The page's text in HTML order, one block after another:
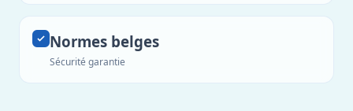
Normes belges
Sécurité garantie